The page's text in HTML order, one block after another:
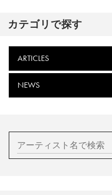
カテゴリで探す
ARTICLES
NEWS